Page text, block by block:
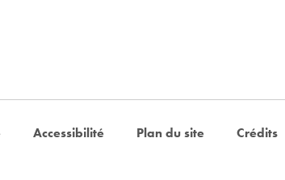
Accessibilité Plan du site Crédits